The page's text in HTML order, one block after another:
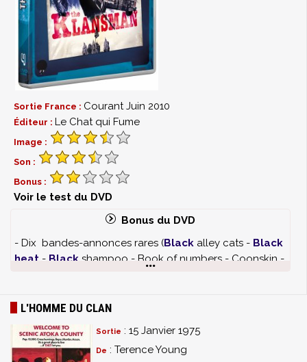
Sortie France : Courant Juin 2010
Éditeur : Le Chat qui Fume
Image :
Son :
Bonus :
Voir le test du DVD
Bonus du DVD
- Dix bandes-annonces rares (Black alley cats - Black
heat - Black shampoo - Book of numbers - Coonskin -
- Bande-annonce du film
- Deux Clips de l'actrice Lola Falana
- Extrait de Brotherhood of death
- Medley audio "Kill the klan"
L'HOMME DU CLAN
Sortie : 15 Janvier 1975
De : Terence Young